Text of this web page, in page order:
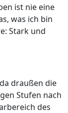
ist nie eine
was ich bin
Stark und
draußen die
Stufen nach
des